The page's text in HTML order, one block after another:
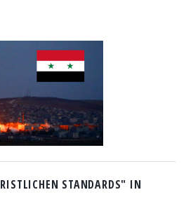
STANDARDS" IN